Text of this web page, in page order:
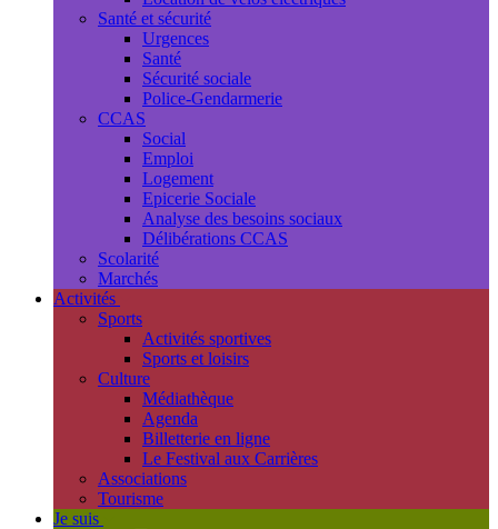
Santé et sécurité
Urgences
Santé
Sécurité sociale
Police-Gendarmerie
CCAS
Social
Emploi
Logement
Epicerie Sociale
Analyse des besoins sociaux
Délibérations CCAS
Scolarité
Marchés
Activités
Sports
Activités sportives
Sports et loisirs
Culture
Médiathèque
Agenda
Billetterie en ligne
Le Festival aux Carrières
Associations
Tourisme
Je suis